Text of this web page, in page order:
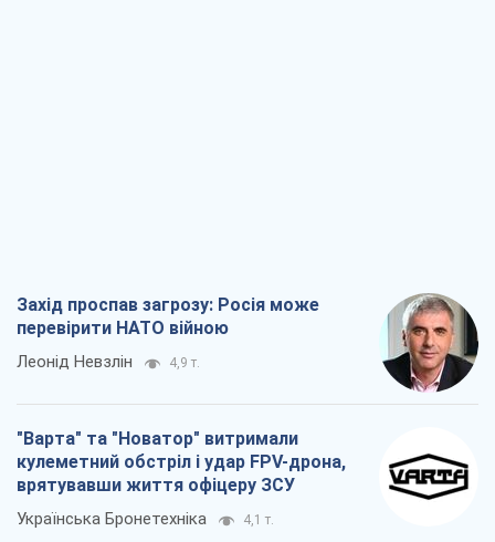
Захід проспав загрозу: Росія може
перевірити НАТО війною
Леонід Невзлін 4,9 т.
"Варта" та "Новатор" витримали
кулеметний обстріл і удар FPV-дрона,
врятувавши життя офіцеру ЗСУ
Українська Бронетехніка 4,1 т.